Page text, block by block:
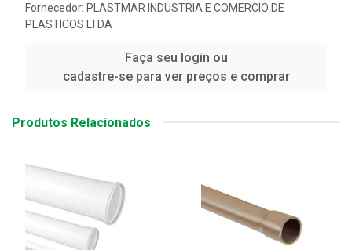
Fornecedor: PLASTMAR INDUSTRIA E COMERCIO DE
PLASTICOS LTDA
Faça seu login ou
cadastre-se para ver preços e comprar
Produtos Relacionados